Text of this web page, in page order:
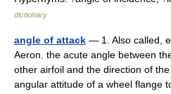
dictionary
angle of attack — 1. Also called,
Aeron. the acute angle between
other airfoil and the direction of
angular attitude of a wheel flange